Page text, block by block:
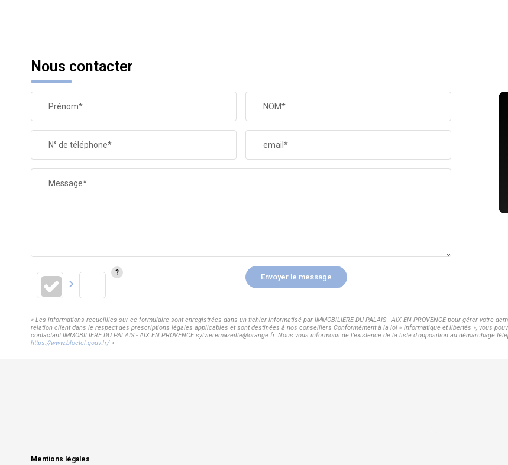
Nous contacter
Prénom* NOM*
N° de téléphone* email*
Message*
Envoyer le message
« Les informations recueillies sur ce formulaire sont enregistrées dans un fichier informatisé par IMMOBILIERE DU PALAIS - AIX EN PROVENCE pour gérer votre
relation client dans le respect des prescriptions légales applicables et sont destinées à nos conseillers Conformément à la loi « informatique et libertés », vous
contactant IMMOBILIERE DU PALAIS - AIX EN PROVENCE sylvieremazeille@orange.fr. Nous vous informons de l'existence de la liste d'opposition au démarchage
https://www.bloctel.gouv.fr/»
Mentions légales